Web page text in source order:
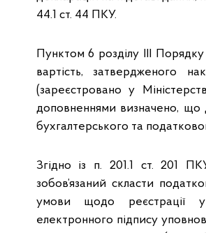
44.1 ст. 44 ПКУ.
Пунктом 6 розділу ІІІ
вартість, затвердженого
(зареєстровано у
доповненнями визначено, що
бухгалтерського та
Згідно із п. 201.1 ст. 201
зобов’язаний скласти
умови щодо реєстрації у
електронного підпису